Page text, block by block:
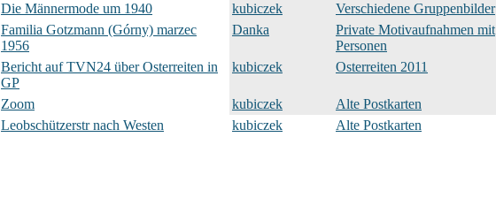
Die Männermode um 1940 kubiczek Verschiedene Gruppenbilder
Familia Gotzmann (Górny) marzec
1956
Danka
Private Motivaufnahmen mit
Personen
Bericht auf TVN24 über Osterreiten in
GP
kubiczek Osterreiten 2011
Zoom kubiczek Alte Postkarten
Leobschützerstr nach Westen kubiczek Alte Postkarten